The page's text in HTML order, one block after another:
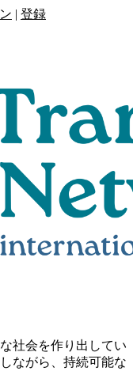
| 登録
社会を作り出してい
ながら、持続可能な